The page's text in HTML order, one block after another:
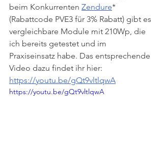
beim Konkurrenten Zendure*
(Rabattcode PVE3 für 3% Rabatt) gibt es
vergleichbare Module mit 210Wp, die
ich bereits getestet und im
Praxiseinsatz habe. Das entsprechende
Video dazu findet ihr hier:
https://youtu.be/gQt9vltlqwA
https://youtu.be/gQt9vltlqwA